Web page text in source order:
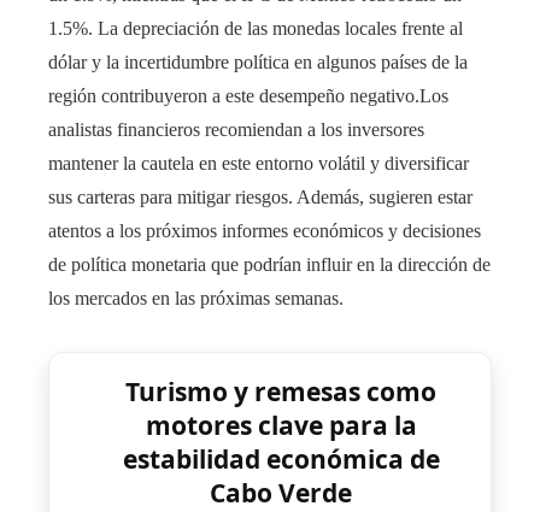
1.5%. La depreciación de las monedas locales frente al
dólar y la incertidumbre política en algunos países de la
región contribuyeron a este desempeño negativo.Los
analistas financieros recomiendan a los inversores
mantener la cautela en este entorno volátil y diversificar
sus carteras para mitigar riesgos. Además, sugieren estar
atentos a los próximos informes económicos y decisiones
de política monetaria que podrían influir en la dirección de
los mercados en las próximas semanas.
Turismo y remesas como
motores clave para la
estabilidad económica de
Cabo Verde